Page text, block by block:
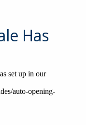
Has
set up in our
auto-opening-